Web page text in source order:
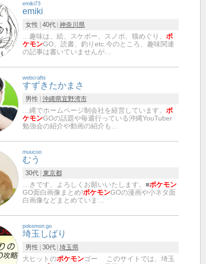
emiki73
emiki
女性 40代 神奈川県
…趣味は、絵、スケボー、スノボ、猫めぐり、ポ
ケモンGO、読書、釣りetc.今のところ、趣味関連
の記事は書いていませんが…
webcrafts
すずきたかまさ
男性 沖縄県宜野湾市
…縄でホームページ制会社を経営しています。ポ
ケモンGOの話題や毎週行っている沖縄YouTuber
勉強会の紹介や動画の紹介も…
muucoo
むう
30代 東京都
…きです、よろしくお願いいたします。■ポケモン
GO面白画像まとめ!ポケモンGOの漫画や小ネタ面
白画像などまとめていま…
pokemon.go
埼玉しばり
男性 30代 埼玉県
大ヒットのポケモンゴー このサイトでは、埼玉